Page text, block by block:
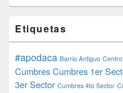
Etiquetas
#apodaca Barrio Antiguo
CumbresCumbres 1er
3er Sector Cumbres 4to Sector